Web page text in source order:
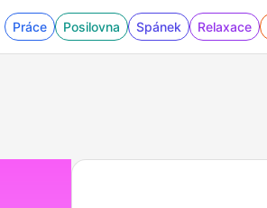
Práce Posilovna Spánek Relaxace